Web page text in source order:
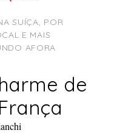
SUÍÇA, POR
E MAIS
AFORA
de